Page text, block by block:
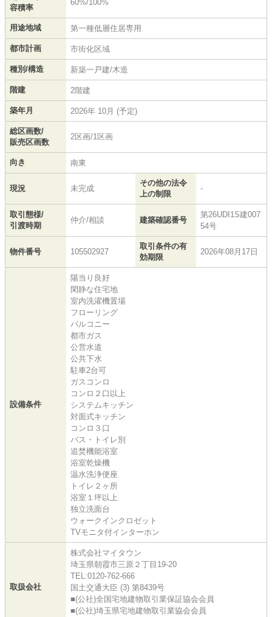
容積率
60%/100%
用途地域 第一種低層住居専用
都市計画 市街化区域
種別/構造 新築一戸建/木造
階建 2階建
築年月 2026年 10月 (予定)
総区画数/
販売区画数
2区画/1区画
向き 南東
現況 未完成
その他の法令
上の制限
-
取引態様/
引渡時期
仲介/相談 建築確認番号
第26UDI1S建007
54号
物件番号 105502927
取引条件の有
効期限
2026年08月17日
設備条件
陽当り良好
閑静な住宅地
室内洗濯機置場
フローリング
バルコニー
都市ガス
公営水道
公共下水
駐車2台可
ガスコンロ
コンロ２口以上
システムキッチン
対面式キッチン
コンロ３口
バス・トイレ別
追焚機能浴室
浴室乾燥機
温水洗浄便座
トイレ２ヶ所
浴室１坪以上
独立洗面台
ウォークインクロゼット
TVモニタ付インターホン
取扱会社
株式会社マイタウン
埼玉県朝霞市三原２丁目19-20
TEL:0120-762-666
国土交通大臣 (3) 第8439号
■(公社)全国宅地建物取引業保証協会会員
■(公社)埼玉県宅地建物取引業協会会員